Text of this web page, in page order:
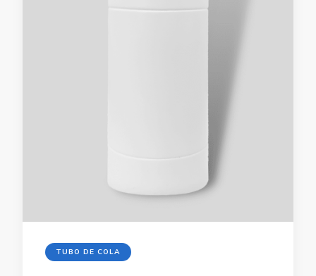
TUBO DE COLA